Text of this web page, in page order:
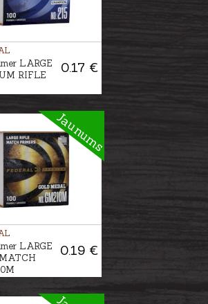
0.17 €
LARGE
RIFLE
Jaunums
0.19 €
LARGE